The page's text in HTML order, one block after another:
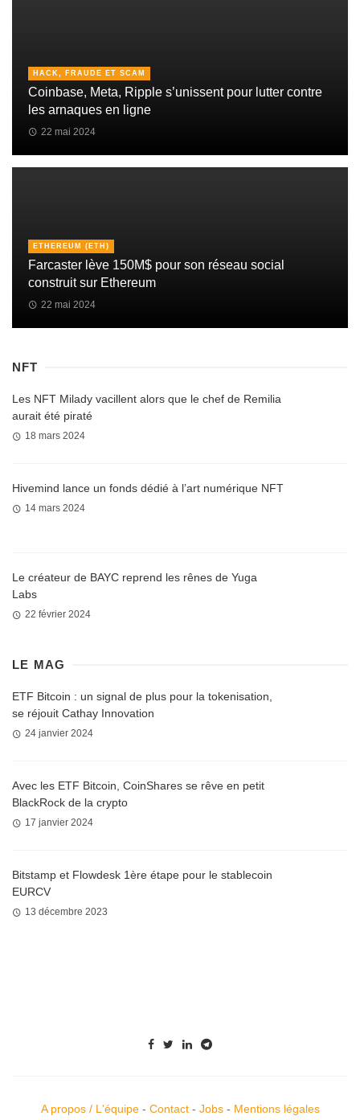
HACK, FRAUDE ET SCAM
Coinbase, Meta, Ripple s’unissent pour lutter contre
les arnaques en ligne
22 mai 2024
ETHEREUM (ETH)
Farcaster lève 150M$ pour son réseau social
construit sur Ethereum
22 mai 2024
NFT
Les NFT Milady vacillent alors que le chef de Remilia
aurait été piraté
18 mars 2024
Hivemind lance un fonds dédié à l’art numérique NFT
14 mars 2024
Le créateur de BAYC reprend les rênes de Yuga
Labs
22 février 2024
LE MAG
ETF Bitcoin : un signal de plus pour la tokenisation,
se réjouit Cathay Innovation
24 janvier 2024
Avec les ETF Bitcoin, CoinShares se rêve en petit
BlackRock de la crypto
17 janvier 2024
Bitstamp et Flowdesk 1ère étape pour le stablecoin
EURCV
13 décembre 2023
A propos / L'équipe- Contact- Jobs- Mentions légales